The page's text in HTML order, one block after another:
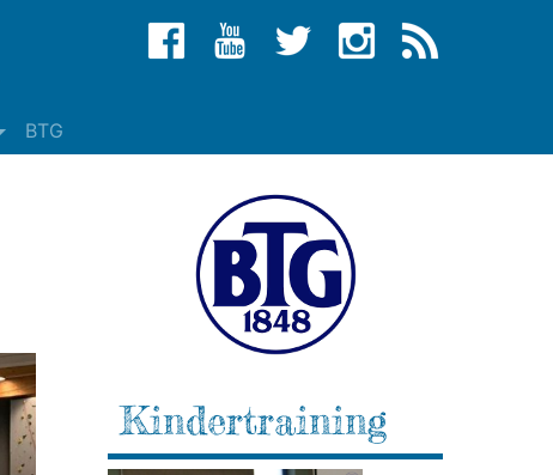
BTG
Kindertraining